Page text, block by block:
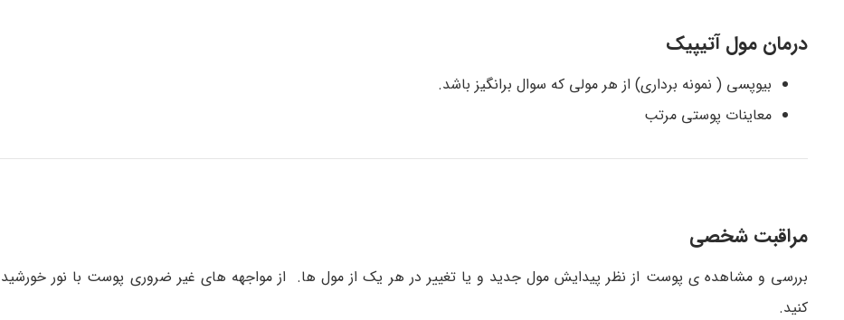
درمان مول آتیپیک
بیوپسی ( نمونه برداری) از هر مولی که سوال برانگیز باشد.
معاینات پوستی مرتب
مراقبت شخصی
بررسی و مشاهده ی پوست از نظر پیدایش مول جدید و یا تغییر در هر یک از مول ها. از مواجهه های غیر ضروری پوست با نور خورشید
کنید.